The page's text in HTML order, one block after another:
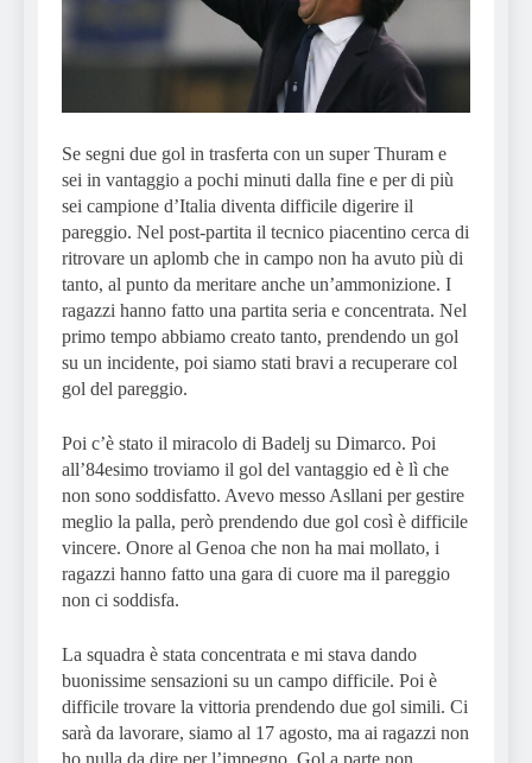
Se segni due gol in trasferta con un super Thuram e
sei in vantaggio a pochi minuti dalla fine e per di più
sei campione d’Italia diventa difficile digerire il
pareggio. Nel post-partita il tecnico piacentino cerca di
ritrovare un aplomb che in campo non ha avuto più di
tanto, al punto da meritare anche un’ammonizione. I
ragazzi hanno fatto una partita seria e concentrata. Nel
primo tempo abbiamo creato tanto, prendendo un gol
su un incidente, poi siamo stati bravi a recuperare col
gol del pareggio.
Poi c’è stato il miracolo di Badelj su Dimarco. Poi
all’84esimo troviamo il gol del vantaggio ed è lì che
non sono soddisfatto. Avevo messo Asllani per gestire
meglio la palla, però prendendo due gol così è difficile
vincere. Onore al Genoa che non ha mai mollato, i
ragazzi hanno fatto una gara di cuore ma il pareggio
non ci soddisfa.
La squadra è stata concentrata e mi stava dando
buonissime sensazioni su un campo difficile. Poi è
difficile trovare la vittoria prendendo due gol simili. Ci
sarà da lavorare, siamo al 17 agosto, ma ai ragazzi non
ho nulla da dire per l’impegno. Gol a parte non